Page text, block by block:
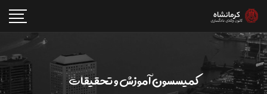
کمیسسون آموزش و تحقیقات